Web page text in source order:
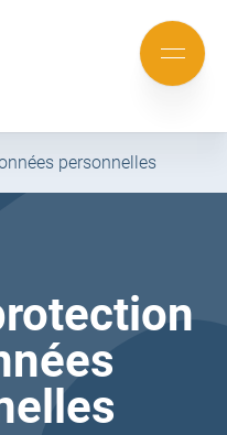
Mobile
menu
personnelles